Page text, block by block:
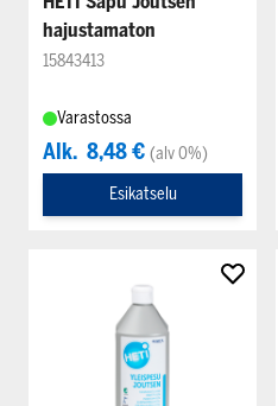
hajustamaton
15843413
Varastossa
Alk. 8,48 € (alv 0%)
Esikatselu